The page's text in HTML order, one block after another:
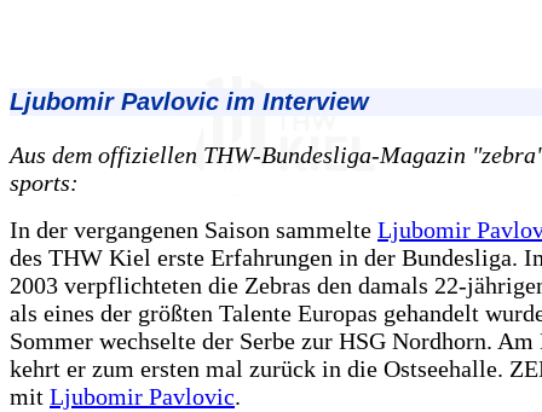
Ljubomir Pavlovic im Interview
Aus dem offiziellen THW-Bundesliga-Magazin
sports:
In der vergangenen Saison sammelte Ljubomir
des THW Kiel erste Erfahrungen in der Bundesliga.
2003 verpflichteten die Zebras den damals 22-
als eines der größten Talente Europas gehandelt
Sommer wechselte der Serbe zur HSG Nordhorn.
kehrt er zum ersten mal zurück in die Ostseehalle.
mit Ljubomir Pavlovic.